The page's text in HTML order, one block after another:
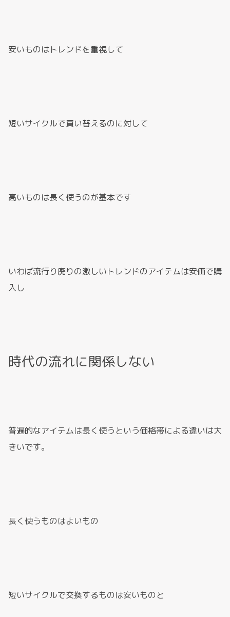
安いものはトレンドを重視して
短いサイクルで買い替えるのに対して
高いものは長く使うのが基本です
いわば流行り廃りの激しいトレンドのアイテムは安価で購
入し
時代の流れに関係しない
普遍的なアイテムは長く使うという価格帯による違いは大
きいです。
長く使うものはよいもの
短いサイクルで交換するものは安いものと